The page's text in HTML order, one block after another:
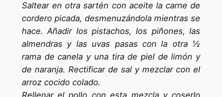
Saltear en otra sartén con aceite la carne de
cordero picada, desmenuzándola mientras se
hace. Añadir los pistachos, los piñones, las
almendras y las uvas pasas con la otra ½
rama de canela y una tira de piel de limón y
de naranja. Rectificar de sal y mezclar con el
arroz cocido colado.